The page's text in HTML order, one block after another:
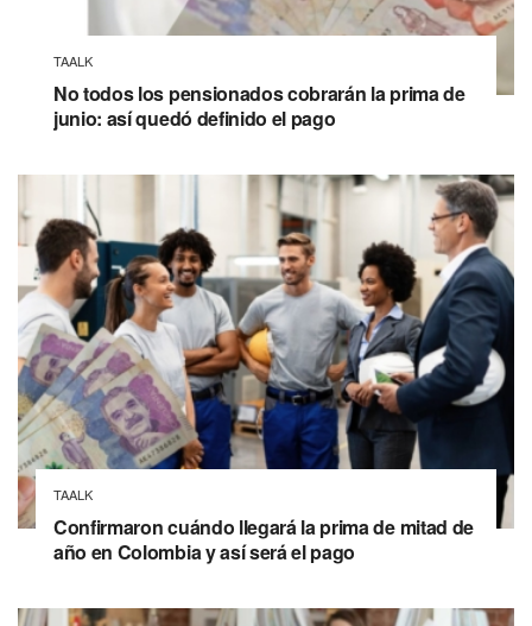
TAALK
No todos los pensionados cobrarán la prima de
junio: así quedó definido el pago
TAALK
Confirmaron cuándo llegará la prima de mitad de
año en Colombia y así será el pago